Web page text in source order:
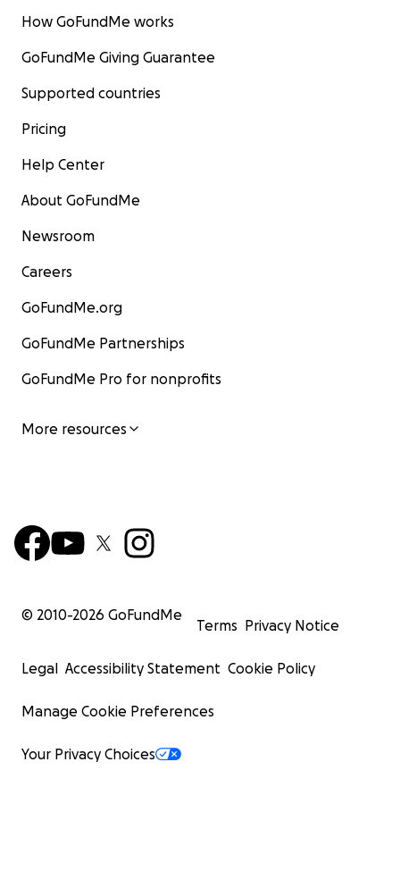
How GoFundMe works
GoFundMe Giving Guarantee
Supported countries
Pricing
Help Center
About GoFundMe
Newsroom
Careers
GoFundMe.org
GoFundMe Partnerships
GoFundMe Pro for nonprofits
More resources
© 2010-2026 GoFundMe
Terms Privacy Notice
Legal Accessibility Statement Cookie Policy
Manage Cookie Preferences
Your Privacy Choices